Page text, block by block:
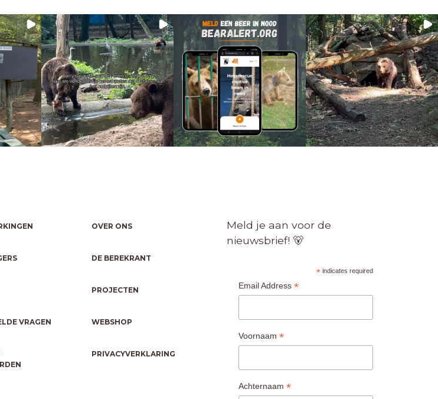
VRAGEN
OVER ONS
DE BEREKRANT
PROJECTEN
WEBSHOP
PRIVACYVERKLARING
Meld je aan voor de
nieuwsbrief! 🐻
* indicates required
Email Address *
Voornaam *
Achternaam *